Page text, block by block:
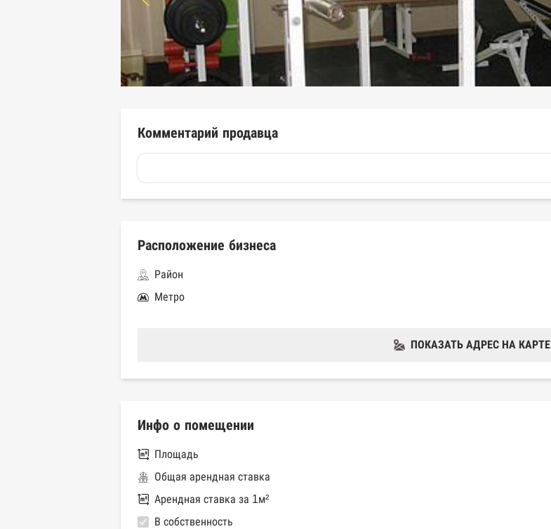
Комментарий продавца
Расположение бизнеса
Район
Метро
ПОКАЗАТЬ АДРЕС НА КАРТЕ
Инфо о помещении
Площадь
Общая арендная ставка
Арендная ставка за 1м²
В собственность